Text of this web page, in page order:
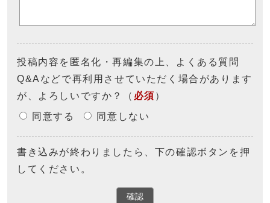
投稿内容を匿名化・再編集の上、よくある質問
Q&Aなどで再利用させていただく場合があります
が、よろしいですか？
（ 必須 ）
同意する
同意しない
書き込みが終わりましたら、下の確認ボタンを押
してください。
確認